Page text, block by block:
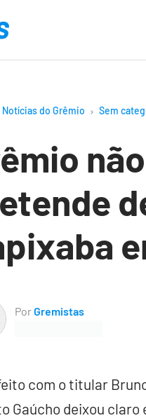
Notícias do Grêmio Sem
PorGremistas
com o titular
Gaúcho deixou